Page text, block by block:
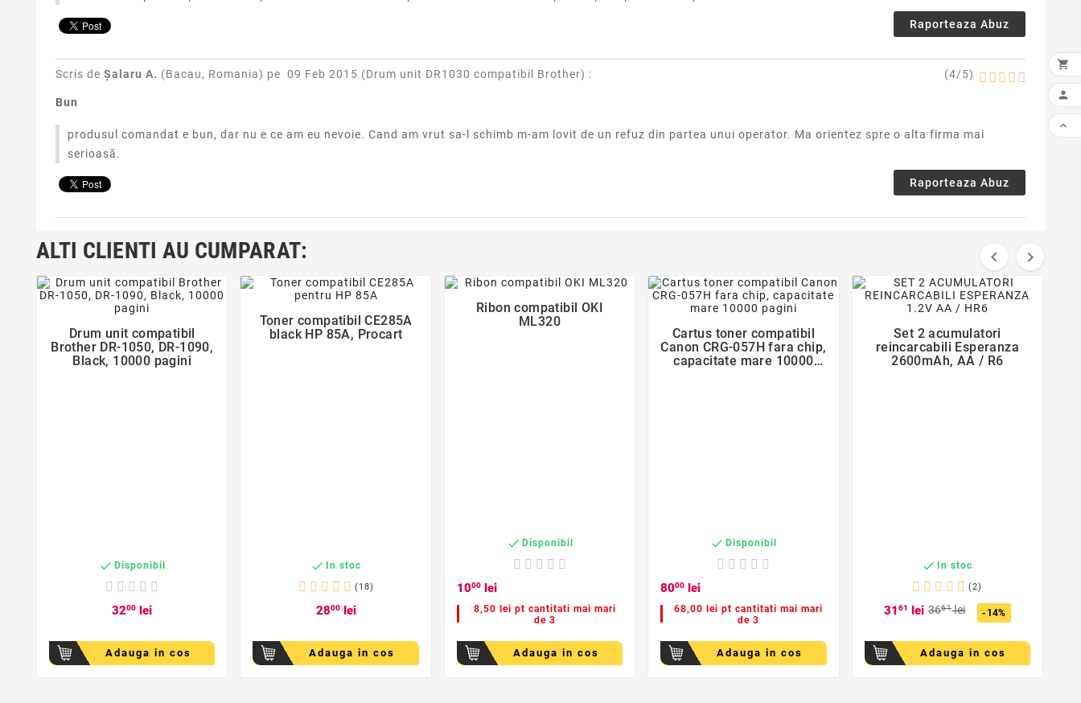
Raporteaza Abuz
Scris de Șalaru A. (Bacau, Romania) pe 09 Feb 2015 (Drum unit DR1030 compatibil Brother) : (4/5)
Bun
produsul comandat e bun, dar nu e ce am eu nevoie. Cand am vrut sa-l schimb m-am lovit de un refuz din partea unui operator. Ma orientez spre o alta firma mai
serioasă.
Raporteaza Abuz
ALTI CLIENTI AU CUMPARAT:  

favorite_border
Drum unit compatibil
Brother DR-1050, DR-1090,
Black, 10000 pagini
 Disponibil
3200 lei
Adauga in cos

favorite_border
Toner compatibil CE285A
black HP 85A, Procart
 In stoc
(18)
2800lei
Adauga in cos

Ribon compatibil OKI
ML320
 Disponibil
1000lei
8,50 lei pt cantitati mai mari
de 3
Adauga in cos

favorite_border
Cartus toner compatibil
Canon CRG-057H fara chip,
capacitate mare 10000
 Disponibil
8000 lei
68,00 lei pt cantitati mai mari
de 3
Adauga in cos

favorite_border
Set 2 acumulatori
reincarcabili Esperanza
2600mAh, AA / R6
 In stoc
(2)
3161 lei 3661lei -14%
Adauga in cos


